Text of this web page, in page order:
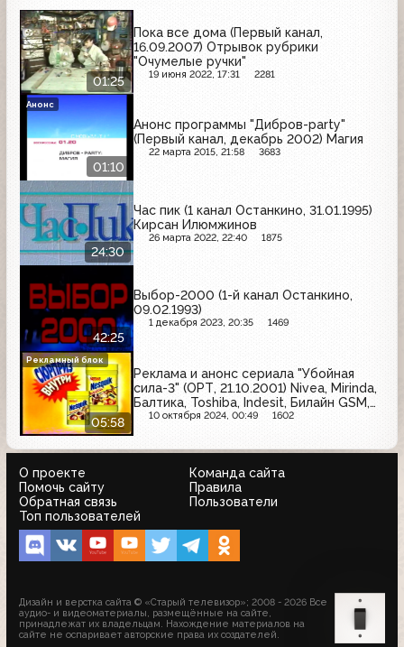
01:25
Пока все дома (Первый канал,
16.09.2007) Отрывок рубрики
"Очумелые ручки"
19 июня 2022, 17:31 2281
01:10
Анонс программы "Дибров-party"
(Первый канал, декабрь 2002) Магия
22 марта 2015, 21:58 3683
Анонс
24:30
Час пик (1 канал Останкино, 31.01.1995)
Кирсан Илюмжинов
26 марта 2022, 22:40 1875
42:25
Выбор-2000 (1-й канал Останкино,
09.02.1993)
1 декабря 2023, 20:35 1469
05:58
Реклама и анонс сериала "Убойная
сила-3" (ОРТ, 21.10.2001) Nivea, Mirinda,
Балтика, Toshiba, Indesit, Билайн GSM,
Gala, Моё любимое, Гастал, Очаково,
10 октября 2024, 00:49 1602
Рекламный блок
О проекте
Команда сайта
Помочь сайту
Правила
Обратная связь
Пользователи
Топ пользователей
Дизайн и верстка сайта © «Старый телевизор»; 2008 - 2026 Все
аудио- и видеоматериалы, размещённые на сайте,
принадлежат их владельцам. Нахождение материалов на
сайте не оспаривает авторские права их создателей.